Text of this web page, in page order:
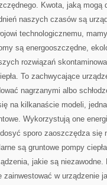
Kwota, jaką mogą
naszych czasów są
technologicznemu,
są energooszczędne,
rozwiązań
To zachwycające
nagrzanymi albo
na kilkanaście modeli,
Wykorzystują one
sporo zaoszczędza się
są gruntowe pompy
jakie są
zainwestować w urządzenie